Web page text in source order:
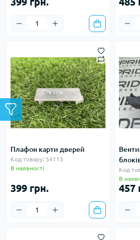
Плафон карти дверей
Код товару: 54113
В наявності
399 грн.
Код
В
457